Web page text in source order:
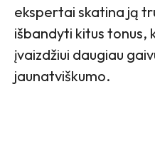
ekspertai skatina ją
išbandyti kitus tonus,
įvaizdžiui daugiau
jaunatviškumo.